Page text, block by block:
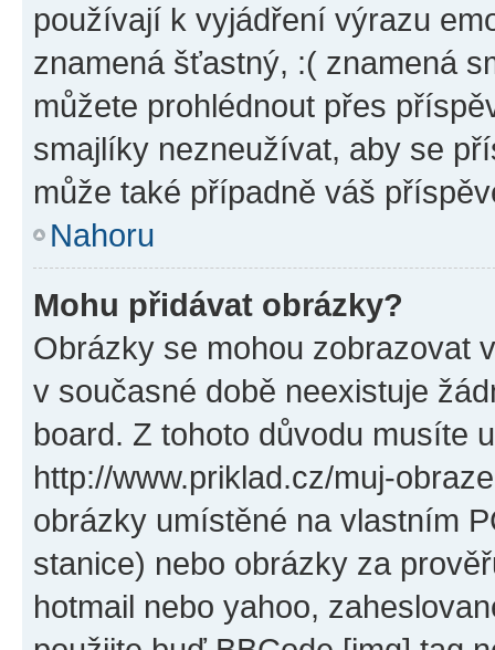
používají k vyjádření výrazu
znamená šťastný, :( znamená
můžete prohlédnout přes
smajlíky nezneužívat, aby se
může také případně váš
Nahoru
Mohu přidávat obrázky?
Obrázky se mohou zobrazovat
v současné době neexistuje
board. Z tohoto důvodu musíte
http://www.priklad.cz/muj-
obrázky umístěné na vlastním
stanice) nebo obrázky za
hotmail nebo yahoo,